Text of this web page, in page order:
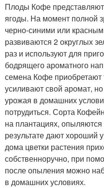
Плоды Кофе
ягоды. На момент полной
черно-синими или
развиваются 2 округлых
раз и используют для
бодрящего ароматного
семена Кофе приобретают
усиливают свой аромат,
урожая в домашних
потрудиться. Сорта
на плантациях,
результате дают хороший
дома цветки растения
собственноручно, при
после опыления можно
в домашних условиях.